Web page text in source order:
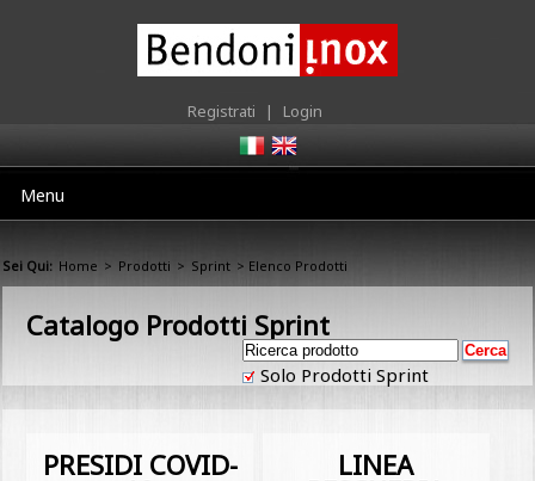
Registrati | Login
Menu
Sei Qui: Home > Prodotti > Sprint > Elenco Prodotti
Catalogo Prodotti Sprint
Solo Prodotti Sprint
PRESIDI COVID- LINEA